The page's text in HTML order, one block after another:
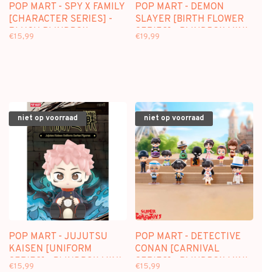
POP MART - SPY X FAMILY
[CHARACTER SERIES] -
PLUSH BLINDBOX
€15,99
POP MART - DEMON
SLAYER [BIRTH FLOWER
SERIES] - BLINDBOX MINI
€19,99
niet op voorraad
POP MART - JUJUTSU
KAISEN [UNIFORM
SERIES] - BLINDBOX MINI
€15,99
niet op voorraad
POP MART - DETECTIVE
CONAN [CARNIVAL
SERIES] - BLINDBOX MINI
€15,99